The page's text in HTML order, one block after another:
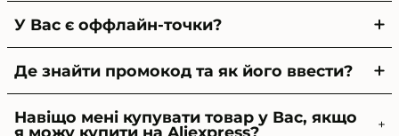
У Вас є оффлайн-точки?
Де знайти промокод та як його ввести?
Навіщо мені купувати товар у Вас, якщо
я можу купити на Aliexpress?